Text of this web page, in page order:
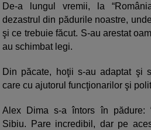
De-a lungul vremii, la
dezastrul din pădurile noastre,
şi ce trebuie făcut. S-au arestat
au schimbat legi.
Din păcate, hoţii s-au adaptat şi
care cu ajutorul funcţionarilor şi
Alex Dima s-a întors în pădure:
Sibiu. Pare incredibil, dar pe